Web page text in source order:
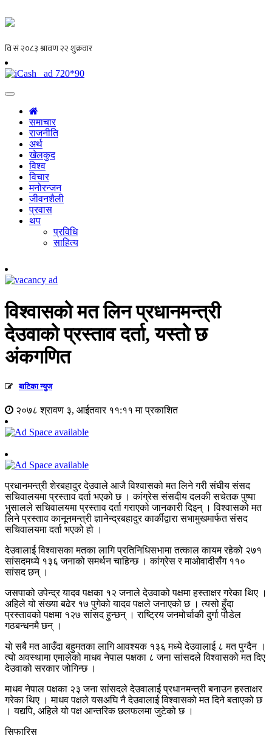
समाचार
राजनीति
अर्थ
खेलकुद
विश्व
विचार
मनोरन्जन
जीवनशैली
प्रवास
थप
प्रविधि
साहित्य
विश्वासको मत लिन प्रधानमन्त्री
देउवाको प्रस्ताव दर्ता, यस्तो छ
अंकगणित
बाटिका न्युज
२०७८ श्रावण ३, आईतवार ११:११ मा प्रकाशित
प्रधानमन्त्री शेरबहादुर देउवाले आजै विश्वासको मत लिने गरी संघीय संसद
सचिवालयमा प्रस्ताव दर्ता भएको छ । कांग्रेस संसदीय दलकी सचेतक पुष्पा
भुसालले सचिवालयमा प्रस्ताव दर्ता गराएको जानकारी दिइन् । विश्वासको मत
लिने प्रस्ताव कानूनमन्त्री ज्ञानेन्द्रबहादुर कार्कीद्वारा सभामुखमार्फत संसद
सचिवालयमा दर्ता भएको हो ।
देउवालाई विश्वासका मतका लागि प्रतिनिधिसभामा तत्काल कायम रहेको २७१
सांसदमध्ये १३६ जनाको समर्थन चाहिन्छ । कांग्रेस र माओवादीसँग ११०
सांसद छन् ।
जसपाको उपेन्द्र यादव पक्षका १२ जनाले देउवाको पक्षमा हस्ताक्षर गरेका थिए ।
अहिले यो संख्या बढेर १७ पुगेको यादव पक्षले जनाएको छ । त्यसो हुँदा
प्रस्तावको पक्षमा १२७ सांसद हुन्छन् । राष्ट्रिय जनमोर्चाकी दुर्गा पौडेल
गठबन्धनमै छन् ।
यो सबै मत आउँदा बहुमतका लागि आवश्यक १३६ मध्ये देउवालाई ८ मत पुग्दैन ।
त्यो अवस्थामा एमालेको माधव नेपाल पक्षका ८ जना सांसदले विश्वासको मत दिए
देउवाको सरकार जोगिन्छ ।
माधव नेपाल पक्षका २३ जना सांसदले देउवालाई प्रधानमन्त्री बनाउन हस्ताक्षर
गरेका थिए । माधव पक्षले यसअघि नै देउवालाई विश्वासको मत दिने बताएको छ
। यद्यपि, अहिले यो पक्ष आन्तरिक छलफलमा जुटेको छ ।
सिफारिस